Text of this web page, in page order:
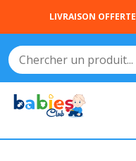
LIVRAISON